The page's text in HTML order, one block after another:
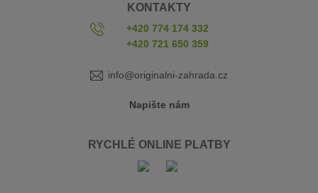
KONTAKTY
+420 774 174 332
+420 721 650 359
info@originalni-zahrada.cz
Napište nám
RYCHLÉ ONLINE PLATBY